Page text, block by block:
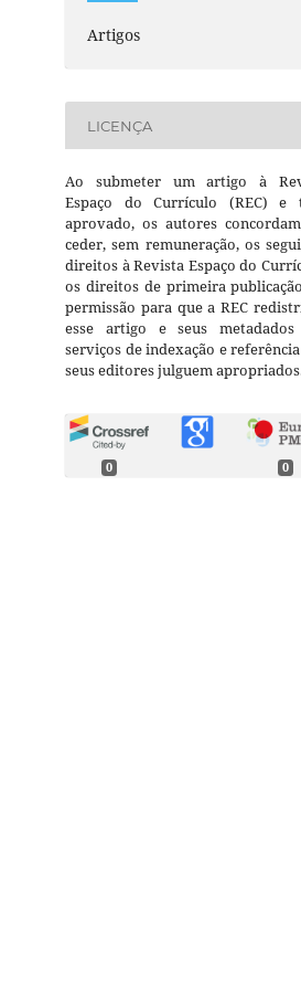
Artigos
LICENÇA
Ao submeter um artigo à
Espaço do Currículo (REC) e
aprovado, os autores
ceder, sem remuneração, os
direitos à Revista Espaço do
os direitos de primeira
permissão para que a REC
esse artigo e seus metadados
serviços de indexação e
seus editores julguem
0 0